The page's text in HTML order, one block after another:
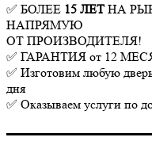
✅ БОЛЕЕ 15 ЛЕТ НА
НАПРЯМУЮ
ОТ ПРОИЗВОДИТЕЛЯ!
✅ ГАРАНТИЯ от 12
✅ Изготовим любую
дня
✅ Оказываем услуги по